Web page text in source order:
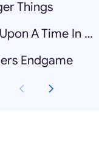
Things
Once Upon A Time In Hollywood
Endgame